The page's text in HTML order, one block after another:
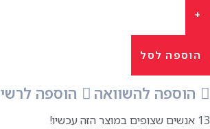
הוספה לסל
הוספה להשוואה הוספה
13 אנשים שצופים במוצר הזה עכשיו!